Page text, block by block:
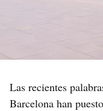
Las recientes
Barcelona han